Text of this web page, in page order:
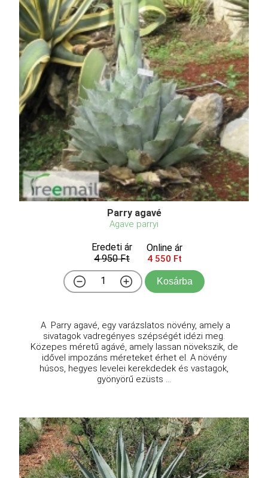
Parry agavé
Agave parryi
Eredeti ár
4 950 Ft
Online ár
4 550 Ft
Kosárba
A Parry agavé, egy varázslatos növény, amely a
sivatagok vadregényes szépségét idézi meg.
Közepes méretű agávé, amely lassan növekszik, de
idővel impozáns méreteket érhet el. A növény
húsos, hegyes levelei kerekdedek és vastagok,
gyönyörű ezüsts ...